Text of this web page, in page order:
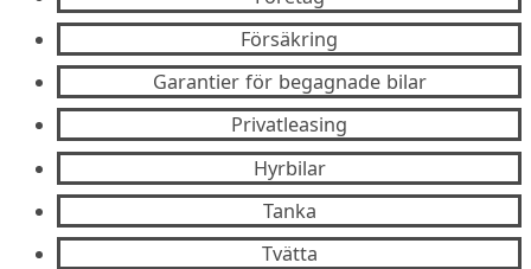
Försäkring
Garantier för begagnade bilar
Privatleasing
Hyrbilar
Tanka
Tvätta